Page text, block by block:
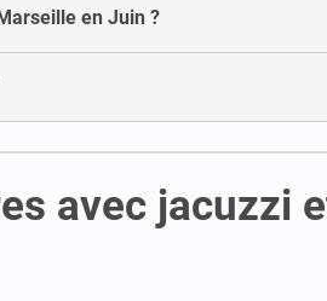
en Juin ?
avec jacuzzi